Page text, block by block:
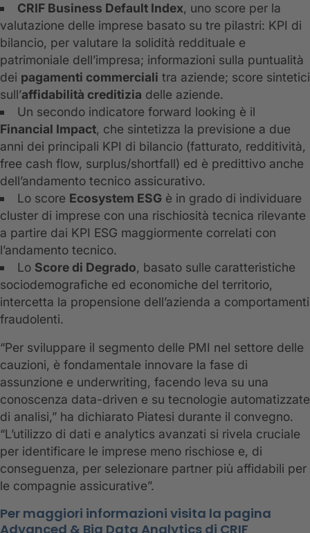
CRIF Business Default Index, uno score per la
valutazione delle imprese basato su tre pilastri: KPI di
bilancio, per valutare la solidità reddituale e
patrimoniale dell’impresa; informazioni sulla puntualità
dei pagamenti commerciali tra aziende; score sintetici
sull’affidabilità creditizia delle aziende.
Un secondo indicatore forward looking è il
Financial Impact, che sintetizza la previsione a due
anni dei principali KPI di bilancio (fatturato, redditività,
free cash flow, surplus/shortfall) ed è predittivo anche
dell’andamento tecnico assicurativo.
Lo score Ecosystem ESGè in grado di individuare
cluster di imprese con una rischiosità tecnica rilevante
a partire dai KPI ESG maggiormente correlati con
l’andamento tecnico.
Lo Score di Degrado, basato sulle caratteristiche
sociodemografiche ed economiche del territorio,
intercetta la propensione dell’azienda a comportamenti
fraudolenti.
“Per sviluppare il segmento delle PMI nel settore delle
cauzioni, è fondamentale innovare la fase di
assunzione e underwriting, facendo leva su una
conoscenza data-driven e su tecnologie automatizzate
di analisi,” ha dichiarato Piatesi durante il convegno.
“L’utilizzo di dati e analytics avanzati si rivela cruciale
per identificare le imprese meno rischiose e, di
conseguenza, per selezionare partner più affidabili per
le compagnie assicurative”.
Per maggiori informazioni visita la pagina
Advanced & Big Data Analytics di CRIF